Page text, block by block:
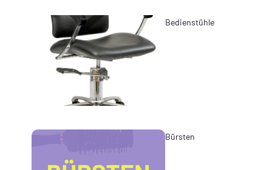
Bedienstühle
Bürsten